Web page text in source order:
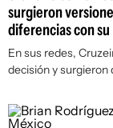
surgieron
diferencias con
En sus redes,
decisión y surgieron